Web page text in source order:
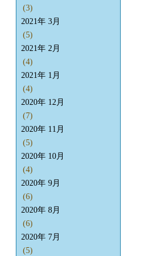
(3)
2021年 3月
(5)
2021年 2月
(4)
2021年 1月
(4)
2020年 12月
(7)
2020年 11月
(5)
2020年 10月
(4)
2020年 9月
(6)
2020年 8月
(6)
2020年 7月
(5)